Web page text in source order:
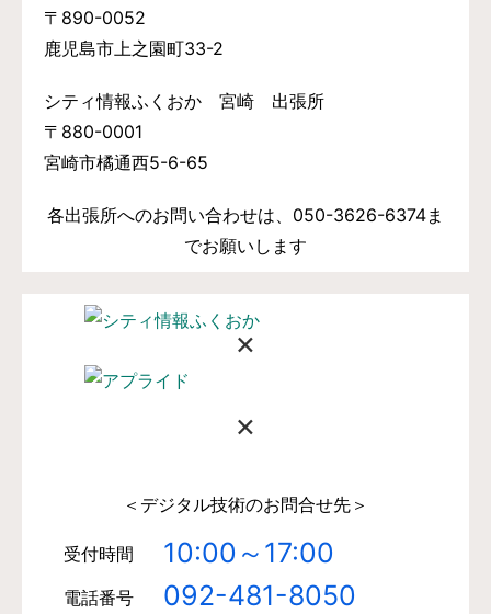
〒890-0052
鹿児島市上之園町33-2
シティ情報ふくおか 宮崎 出張所
〒880-0001
宮崎市橘通西5-6-65
各出張所へのお問い合わせは、050-3626-6374ま
でお願いします
×
×
＜デジタル技術のお問合せ先＞
受付時間 10:00～17:00
電話番号 092-481-8050